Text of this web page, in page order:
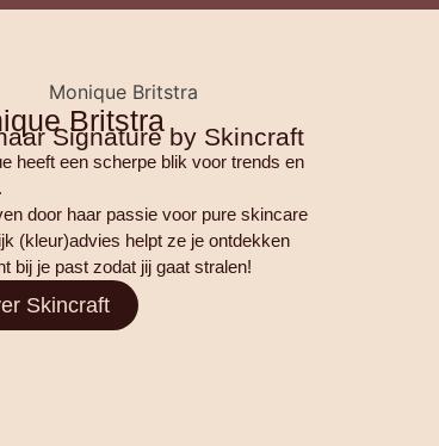
Britstra
Signature by Skincraft
heeft een scherpe blik voor trends en
door haar passie voor pure skincare
(kleur)advies helpt ze je ontdekken
bij je past zodat jij gaat stralen!
Skincraft